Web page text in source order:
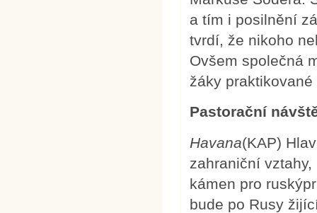
a tím i posilnění
tvrdí, že nikoho
Ovšem společná
žáky
Pastorační
Havana(KAP)
zahraniční
kámen pro
bude po Rusy